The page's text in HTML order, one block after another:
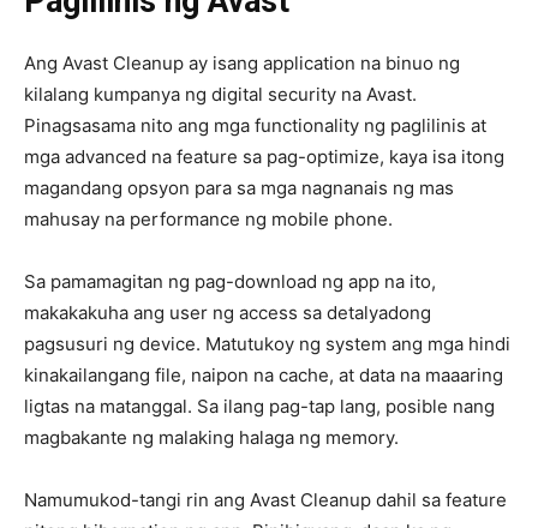
Ang Avast Cleanup ay isang application na binuo ng
kilalang kumpanya ng digital security na Avast.
Pinagsasama nito ang mga functionality ng paglilinis at
mga advanced na feature sa pag-optimize, kaya isa itong
magandang opsyon para sa mga nagnanais ng mas
mahusay na performance ng mobile phone.
Sa pamamagitan ng pag-download ng app na ito,
makakakuha ang user ng access sa detalyadong
pagsusuri ng device. Matutukoy ng system ang mga hindi
kinakailangang file, naipon na cache, at data na maaaring
ligtas na matanggal. Sa ilang pag-tap lang, posible nang
magbakante ng malaking halaga ng memory.
Namumukod-tangi rin ang Avast Cleanup dahil sa feature